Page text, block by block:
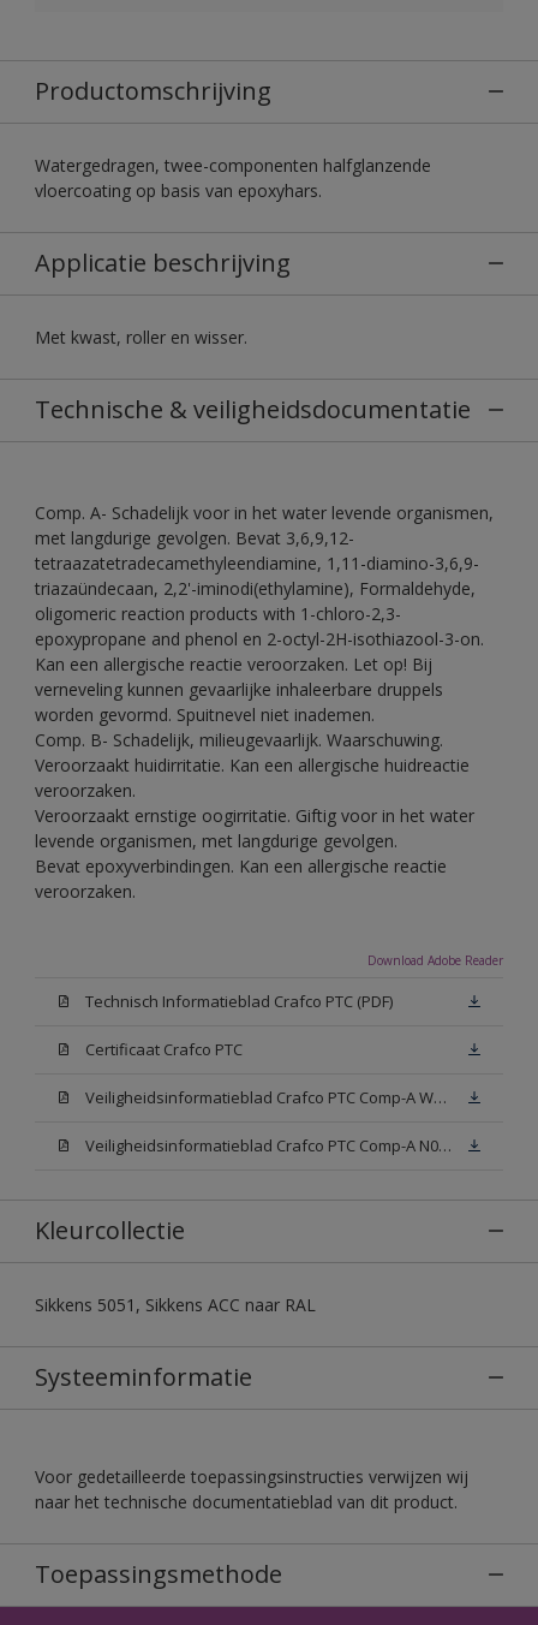
Productomschrijving
Watergedragen, twee-componenten halfglanzende
vloercoating op basis van epoxyhars.
Applicatie beschrijving
Met kwast, roller en wisser.
Technische & veiligheidsdocumentatie
Comp. A- Schadelijk voor in het water levende organismen,
met langdurige gevolgen. Bevat 3,6,9,12-
tetraazatetradecamethyleendiamine, 1,11-diamino-3,6,9-
triazaündecaan, 2,2'-iminodi(ethylamine), Formaldehyde,
oligomeric reaction products with 1-chloro-2,3-
epoxypropane and phenol en 2-octyl-2H-isothiazool-3-on.
Kan een allergische reactie veroorzaken. Let op! Bij
verneveling kunnen gevaarlijke inhaleerbare druppels
worden gevormd. Spuitnevel niet inademen.
Comp. B- Schadelijk, milieugevaarlijk. Waarschuwing.
Veroorzaakt huidirritatie. Kan een allergische huidreactie
veroorzaken.
Veroorzaakt ernstige oogirritatie. Giftig voor in het water
levende organismen, met langdurige gevolgen.
Bevat epoxyverbindingen. Kan een allergische reactie
veroorzaken.
Download Adobe Reader
Technisch Informatieblad Crafco PTC (PDF)
Certificaat Crafco PTC
Veiligheidsinformatieblad Crafco PTC Comp-A W05 (MSDS)
Veiligheidsinformatieblad Crafco PTC Comp-A N00 (MSDS)
Kleurcollectie
Sikkens 5051, Sikkens ACC naar RAL
Systeeminformatie
Voor gedetailleerde toepassingsinstructies verwijzen wij
naar het technische documentatieblad van dit product.
Toepassingsmethode